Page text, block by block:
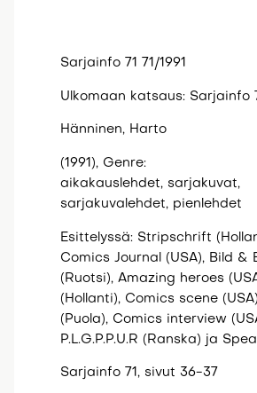
Sarjainfo 71 71/1991
Ulkomaan katsaus: Sarjainfo
Hänninen, Harto
(1991), Genre:
aikakauslehdet, sarjakuvat,
sarjakuvalehdet, pienlehdet
Esittelyssä: Stripschrift
Comics Journal (USA), Bild &
(Ruotsi), Amazing heroes
(Hollanti), Comics scene
(Puola), Comics interview
P.L.G.P.P.U.R (Ranska) ja
Sarjainfo 71, sivut 36-37